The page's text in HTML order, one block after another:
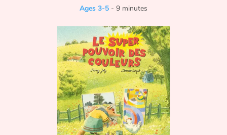
Tales and classics in french
Fable, myth, literature and poetry
Ages 3-5 - 9 minutes